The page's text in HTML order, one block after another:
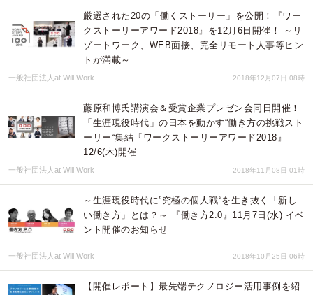
厳選された20の「働くストーリー」を公開！『ワー
クストーリーアワード2018』を12月6日開催！ ～リ
ゾートワーク、WEB面接、完全リモート人事等ヒン
トが満載～
一般社団法人at Will Work 2018年12月07日 08時
藤原和博氏講演会＆受賞企業プレゼン会同日開催！
「生涯現役時代」の日本を動かす“働き方の挑戦スト
ーリー“集結『ワークストーリーアワード2018』
12/6(木)開催
一般社団法人at Will Work 2018年11月08日 01時
～生涯現役時代に”究極の個人戦“を生き抜く「新し
い働き方」とは？～ 『働き方2.0』11月7日(水) イベ
ント開催のお知らせ
一般社団法人at Will Work 2018年10月25日 06時
【開催レポート】最先端テクノロジー活用事例を紹